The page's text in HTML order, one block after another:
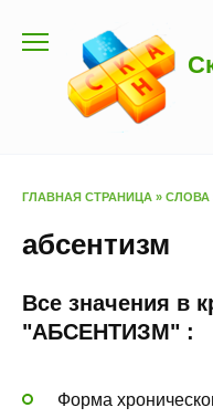
содержанию
ГЛАВНАЯ СТРАНИЦА » СЛОВА
абсентизм
Все значения в
"АБСЕНТИЗМ" :
Форма